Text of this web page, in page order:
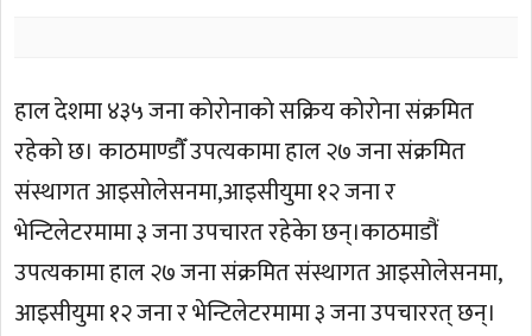
हाल देशमा ४३५ जना काेराेनाकाे सक्रिय काेराेना संक्रमित
रहेकाे छ। काठमाण्डाैँ उपत्यकामा हाल २७ जना संक्रमित
संस्थागत आइसाेलेसनमा,आइसीयुमा १२ जना र
भेन्टिलेटरमामा ३ जना उपचारत रहेकेा छन्।काठमाडौं
उपत्यकामा हाल २७ जना संक्रमित संस्थागत आइसोलेसनमा,
आइसीयुमा १२ जना र भेन्टिलेटरमामा ३ जना उपचाररत् छन्।